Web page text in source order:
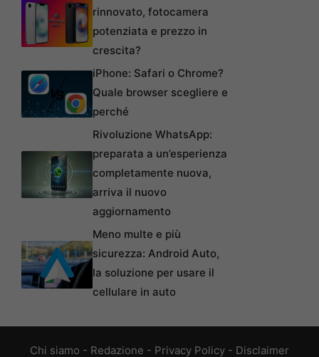
rinnovato, fotocamera
potenziata e prezzo in
crescita?
iPhone: Safari o Chrome?
Quale browser scegliere e
perché
Rivoluzione WhatsApp:
preparata a un’esperienza
completamente nuova,
arriva il nuovo
aggiornamento
Meno multe e più
sicurezza: Android Auto,
la soluzione per usare il
cellulare in auto
Chi siamo - Redazione - Privacy Policy - Disclaimer